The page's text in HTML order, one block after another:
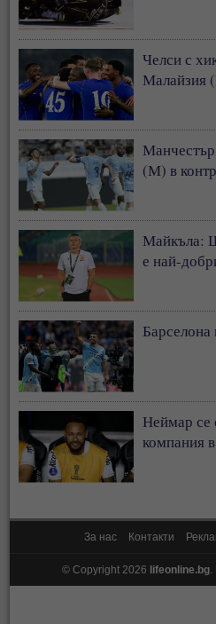
Челси с
(М) в
Майкъла:
е най-
Барселона
Неймар се
компания
За нас Контакти
© Copyright 2026 lifeonline.bg.